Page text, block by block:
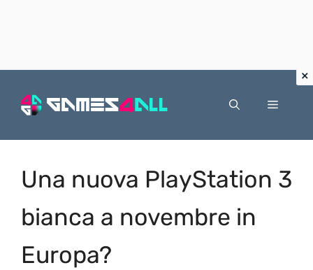
Menu
Una nuova PlayStation 3
bianca a novembre in
Europa?